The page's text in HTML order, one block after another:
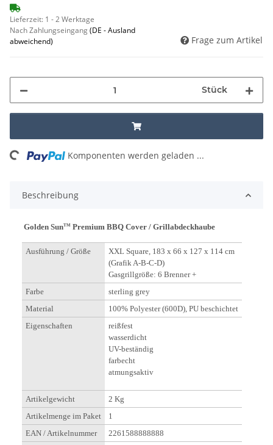
Lieferzeit: 1 - 2 Werktage
Nach Zahlungseingang(DE - Ausland
abweichend)
Frage zum Artikel
Stück
Komponenten werden geladen ...
Beschreibung
Golden SunTM Premium BBQ Cover / Grillabdeckhaube
Ausführung / Größe
XXL Square, 183 x 66 x 127 x 114 cm
(Grafik A-B-C-D)
Gasgrillgröße: 6 Brenner +
Farbe
sterling grey
Material
100% Polyester (600D), PU beschichtet
Eigenschaften
reißfest
wasserdicht
UV-beständig
farbecht
atmungsaktiv
Artikelgewicht
2 Kg
Artikelmenge im Paket
1
EAN / Artikelnummer
2261588888888